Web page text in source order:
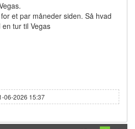
et par måneder siden. Så hvad
tur til Vegas
06-2026 15:37